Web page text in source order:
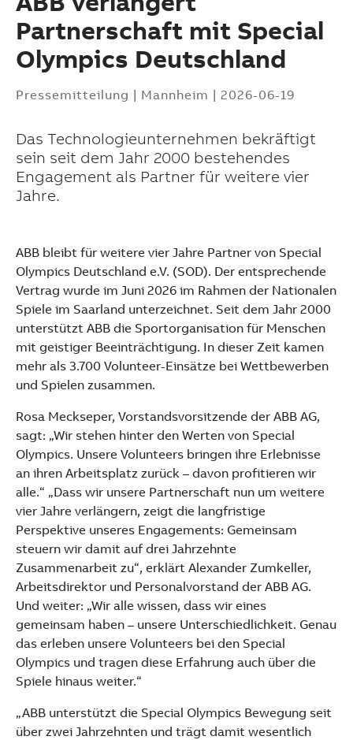
Suggestions
Products
See more products
Shopping list preview
Partnerschaft mit Special
Olympics Deutschland
Pressemitteilung | Mannheim | 2026-06-19
Das Technologieunternehmen bekräftigt
sein seit dem Jahr 2000 bestehendes
Engagement als Partner für weitere vier
Jahre.
ABB bleibt für weitere vier Jahre Partner von Special
Olympics Deutschland e.V. (SOD). Der entsprechende
Vertrag wurde im Juni 2026 im Rahmen der Nationalen
Spiele im Saarland unterzeichnet. Seit dem Jahr 2000
unterstützt ABB die Sportorganisation für Menschen
mit geistiger Beeinträchtigung. In dieser Zeit kamen
mehr als 3.700 Volunteer-Einsätze bei Wettbewerben
und Spielen zusammen.
Rosa Meckseper, Vorstandsvorsitzende der ABB AG,
sagt: „Wir stehen hinter den Werten von Special
Olympics. Unsere Volunteers bringen ihre Erlebnisse
an ihren Arbeitsplatz zurück – davon profitieren wir
alle.“ „Dass wir unsere Partnerschaft nun um weitere
vier Jahre verlängern, zeigt die langfristige
Perspektive unseres Engagements: Gemeinsam
steuern wir damit auf drei Jahrzehnte
Zusammenarbeit zu“, erklärt Alexander Zumkeller,
Arbeitsdirektor und Personalvorstand der ABB AG.
Und weiter: „Wir alle wissen, dass wir eines
gemeinsam haben – unsere Unterschiedlichkeit. Genau
das erleben unsere Volunteers bei den Special
Olympics und tragen diese Erfahrung auch über die
Spiele hinaus weiter.“
„ABB unterstützt die Special Olympics Bewegung seit
über zwei Jahrzehnten und trägt damit wesentlich